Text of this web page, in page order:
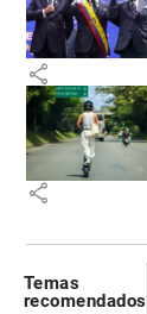
share
share
Temas
recomendados